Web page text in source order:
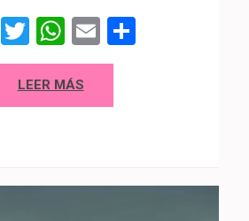
Facebook
Twitter
WhatsApp
Email
LEER MÁS